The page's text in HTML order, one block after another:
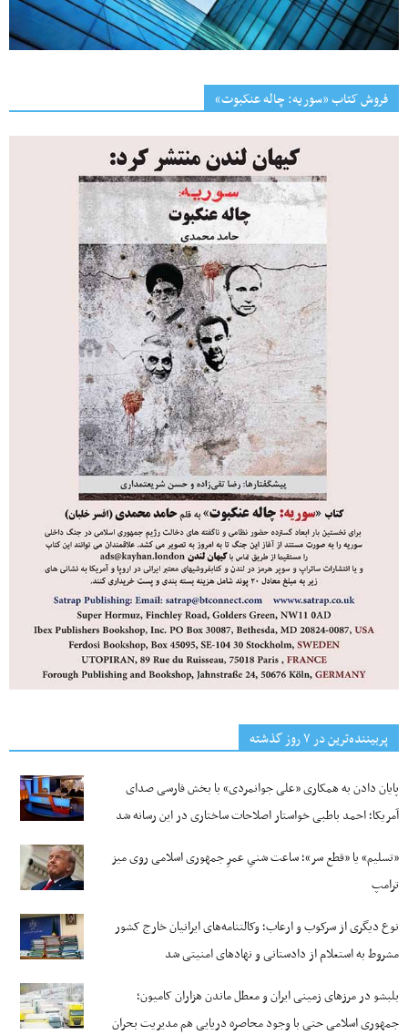
فروش کتاب «سوریه: چاله عنکبوت»
پربیننده‌ترین‌ در ۷ روز گذشته
پایان دادن به همکاری «علی جوانمردی» با بخش فارسی صدای
آمریکا؛ احمد باطبی خواستار اصلاحات ساختاری در این رسانه شد
«تسلیم» یا «قطع سر»؛ ساعت شنیِ عمرِ جمهوری اسلامی روی میز
ترامپ
نوع دیگری از سرکوب و ارعاب؛ وکالتنامه‌های ایرانیان خارج کشور
مشروط به استعلام از دادستانی و نهادهای امنیتی شد
بلبشو در مرزهای زمینی ایران و معطل ماندن هزاران کامیون؛
جمهوری اسلامی حتی با وجود محاصره دریایی هم مدیریت بحران